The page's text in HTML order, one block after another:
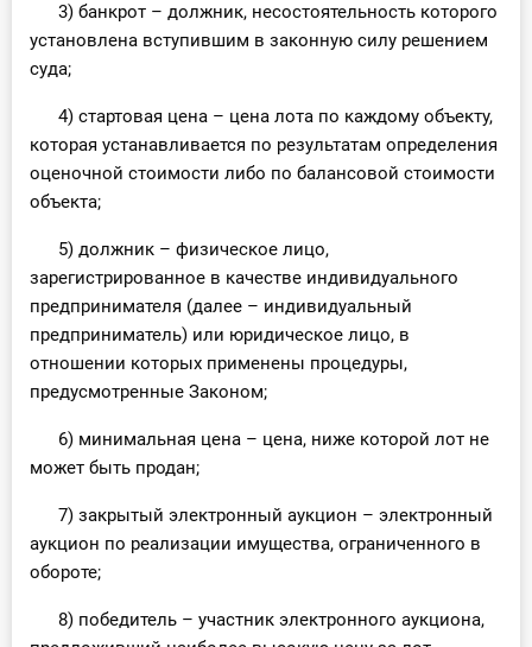
3) банкрот – должник, несостоятельность которого
установлена вступившим в законную силу решением
суда;
4) стартовая цена – цена лота по каждому объекту,
которая устанавливается по результатам определения
оценочной стоимости либо по балансовой стоимости
объекта;
5) должник – физическое лицо,
зарегистрированное в качестве индивидуального
предпринимателя (далее – индивидуальный
предприниматель) или юридическое лицо, в
отношении которых применены процедуры,
предусмотренные Законом;
6) минимальная цена – цена, ниже которой лот не
может быть продан;
7) закрытый электронный аукцион – электронный
аукцион по реализации имущества, ограниченного в
обороте;
8) победитель – участник электронного аукциона,